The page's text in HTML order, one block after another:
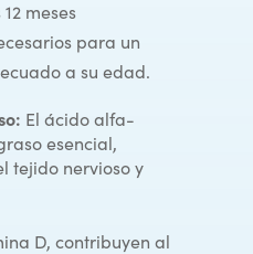
meses
para un
a su edad.
El ácido alfa-
esencial,
tejido nervioso y
D, contribuyen al